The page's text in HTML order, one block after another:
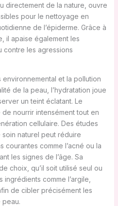
directement de la nature, ouvre
pour le nettoyage en
de l’épiderme. Grâce à
il apaise également les
contre les agressions
et la pollution
de la peau, l’hydratation joue
un teint éclatant. Le
nourrir intensément tout en
cellulaire. Des études
naturel peut réduire
courantes comme l’acné ou la
les signes de l’âge. Sa
choix, qu’il soit utilisé seul ou
ingrédients comme l’argile,
de cibler précisément les